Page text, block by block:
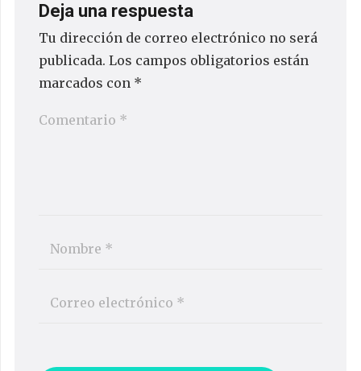
Deja una respuesta
Tu dirección de correo electrónico no será
publicada. Los campos obligatorios están
marcados con *